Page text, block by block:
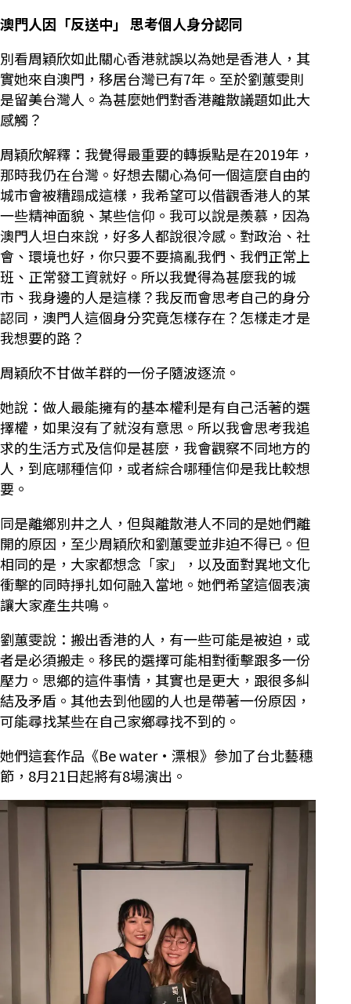
澳門人因「反送中」 思考個人身分認同
別看周穎欣如此關心香港就誤以為她是香港人，其
實她來自澳門，移居台灣已有7年。至於劉蕙雯則
是留美台灣人。為甚麼她們對香港離散議題如此大
感觸？
周穎欣解釋：我覺得最重要的轉捩點是在2019年，
那時我仍在台灣。好想去關心為何一個這麼自由的
城市會被糟蹋成這樣，我希望可以借觀香港人的某
一些精神面貌、某些信仰。我可以說是羨慕，因為
澳門人坦白來說，好多人都說很冷感。對政治、社
會、環境也好，你只要不要搞亂我們、我們正常上
班、正常發工資就好。所以我覺得為甚麼我的城
市、我身邊的人是這樣？我反而會思考自己的身分
認同，澳門人這個身分究竟怎樣存在？怎樣走才是
我想要的路？
周穎欣不甘做羊群的一份子隨波逐流。
她說：做人最能擁有的基本權利是有自己活著的選
擇權，如果沒有了就沒有意思。所以我會思考我追
求的生活方式及信仰是甚麼，我會觀察不同地方的
人，到底哪種信仰，或者綜合哪種信仰是我比較想
要。
同是離鄉別井之人，但與離散港人不同的是她們離
開的原因，至少周穎欣和劉蕙雯並非迫不得已。但
相同的是，大家都想念「家」，以及面對異地文化
衝擊的同時掙扎如何融入當地。她們希望這個表演
讓大家產生共鳴。
劉蕙雯說：搬出香港的人，有一些可能是被迫，或
者是必須搬走。移民的選擇可能相對衝擊跟多一份
壓力。思鄉的這件事情，其實也是更大，跟很多糾
結及矛盾。其他去到他國的人也是帶著一份原因，
可能尋找某些在自己家鄉尋找不到的。
她們這套作品《Be water·漂根》參加了台北藝穗
節，8月21日起將有8場演出。